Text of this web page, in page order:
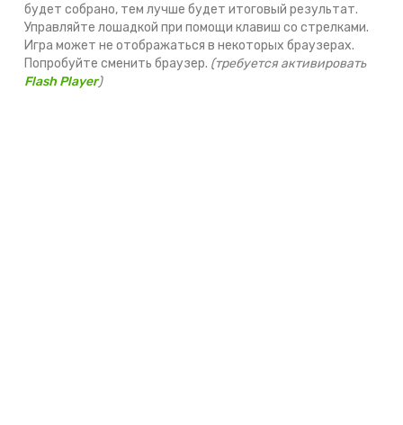
будет собрано, тем лучше будет итоговый результат.
Управляйте лошадкой при помощи клавиш со стрелками.
Игра может не отображаться в некоторых браузерах.
Попробуйте сменить браузер. (требуется активировать
Flash Player)